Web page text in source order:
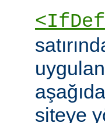
siteye